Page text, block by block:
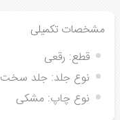
مشخصات تکمیلی
قطع: رقعی
نوع جلد: جلد سخت
نوع چاپ: مشکی